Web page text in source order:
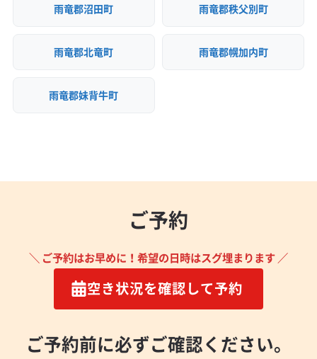
雨竜郡沼田町 雨竜郡秩父別町
雨竜郡北竜町 雨竜郡幌加内町
雨竜郡妹背牛町
ご予約
＼ ご予約はお早めに！希望の日時はスグ埋まります ／
空き状況を確認して予約
ご予約前に必ずご確認ください。